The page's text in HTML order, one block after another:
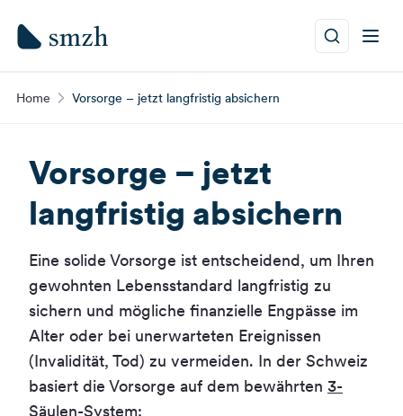
Home Vorsorge – jetzt langfristig absichern
Vorsorge – jetzt
langfristig absichern
Eine solide Vorsorge ist entscheidend, um Ihren
gewohnten Lebensstandard langfristig zu
sichern und mögliche finanzielle Engpässe im
Alter oder bei unerwarteten Ereignissen
(Invalidität, Tod) zu vermeiden. In der Schweiz
basiert die Vorsorge auf dem bewährten 3-
Säulen-System: